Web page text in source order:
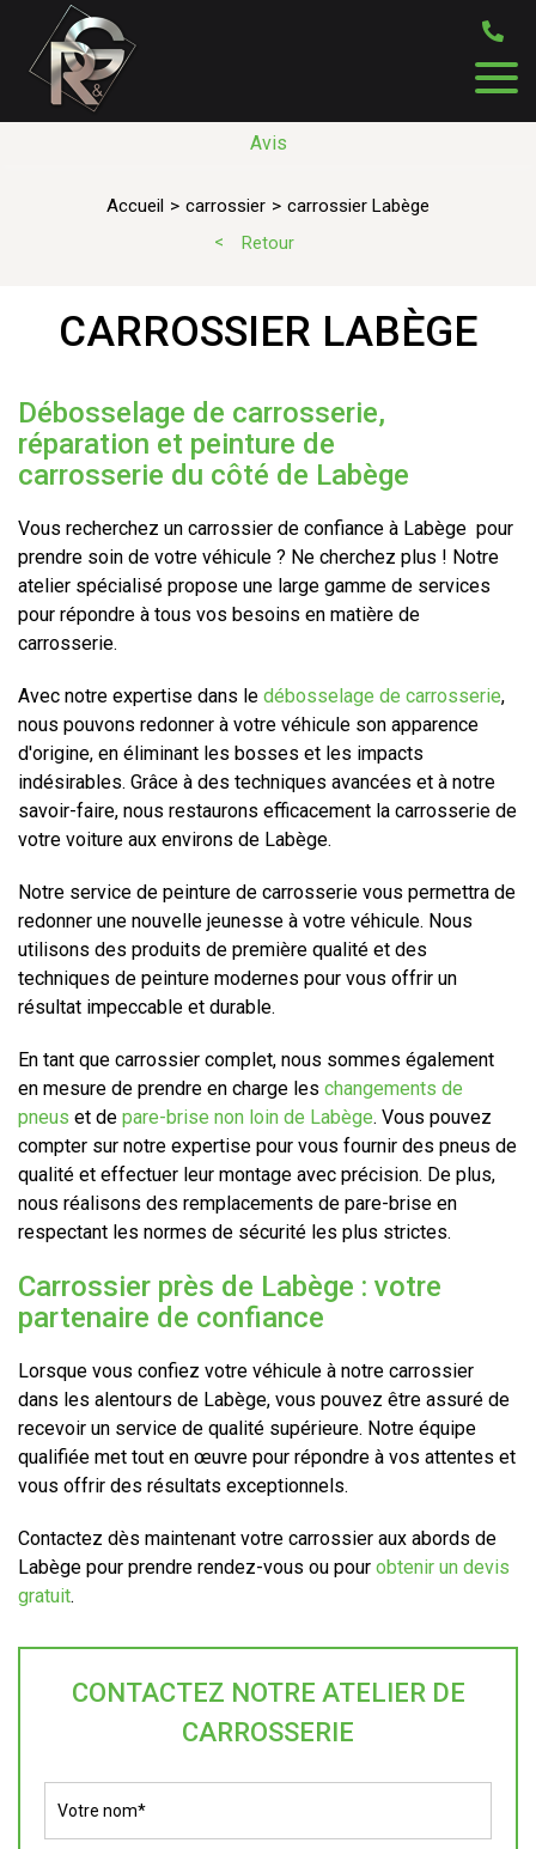
Avis
Accueil carrossier
carrossier Labège
Retour
CARROSSIER LABÈGE
Débosselage de carrosserie,
réparation et peinture de
carrosserie du côté de Labège
Vous recherchez un carrossier de confiance à Labège pour
prendre soin de votre véhicule ? Ne cherchez plus ! Notre
atelier spécialisé propose une large gamme de services
pour répondre à tous vos besoins en matière de
carrosserie.
Avec notre expertise dans le débosselage de carrosserie,
nous pouvons redonner à votre véhicule son apparence
d'origine, en éliminant les bosses et les impacts
indésirables. Grâce à des techniques avancées et à notre
savoir-faire, nous restaurons efficacement la carrosserie de
votre voiture aux environs de Labège.
Notre service de peinture de carrosserie vous permettra de
redonner une nouvelle jeunesse à votre véhicule. Nous
utilisons des produits de première qualité et des
techniques de peinture modernes pour vous offrir un
résultat impeccable et durable.
En tant que carrossier complet, nous sommes également
en mesure de prendre en charge les changements de
pneus et de pare-brise non loin de Labège. Vous pouvez
compter sur notre expertise pour vous fournir des pneus de
qualité et effectuer leur montage avec précision. De plus,
nous réalisons des remplacements de pare-brise en
respectant les normes de sécurité les plus strictes.
Carrossier près de Labège : votre
partenaire de confiance
Lorsque vous confiez votre véhicule à notre carrossier
dans les alentours de Labège, vous pouvez être assuré de
recevoir un service de qualité supérieure. Notre équipe
qualifiée met tout en œuvre pour répondre à vos attentes et
vous offrir des résultats exceptionnels.
Contactez dès maintenant votre carrossier aux abords de
Labège pour prendre rendez-vous ou pour obtenir un devis
gratuit.
CONTACTEZ NOTRE ATELIER DE
CARROSSERIE